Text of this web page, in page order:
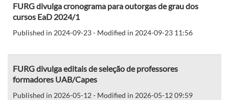
FURG divulga cronograma para outorgas de grau dos
cursos EaD 2024/1
Published in 2024-09-23 - Modified in 2024-09-23 11:56
FURG divulga editais de seleção de professores
formadores UAB/Capes
Published in 2026-05-12 - Modified in 2026-05-12 09:59